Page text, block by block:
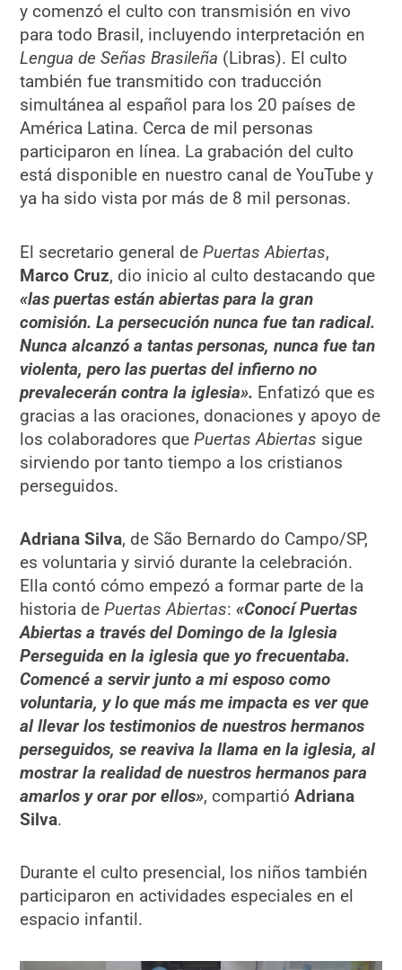
y comenzó el culto con transmisión en vivo
para todo Brasil, incluyendo interpretación en
Lengua de Señas Brasileña (Libras). El culto
también fue transmitido con traducción
simultánea al español para los 20 países de
América Latina. Cerca de mil personas
participaron en línea. La grabación del culto
está disponible en nuestro canal de YouTube y
ya ha sido vista por más de 8 mil personas.
El secretario general dePuertas Abiertas,
Marco Cruz, dio inicio al culto destacando que
«las puertas están abiertas para la gran
comisión. La persecución nunca fue tan radical.
Nunca alcanzó a tantas personas, nunca fue tan
violenta, pero las puertas del infierno no
prevalecerán contra la iglesia». Enfatizó que es
gracias a las oraciones, donaciones y apoyo de
los colaboradores quePuertas Abiertas sigue
sirviendo por tanto tiempo a los cristianos
perseguidos.
Adriana Silva, de São Bernardo do Campo/SP,
es voluntaria y sirvió durante la celebración.
Ella contó cómo empezó a formar parte de la
historia dePuertas Abiertas:«Conocí Puertas
Abiertas a través del Domingo de la Iglesia
Perseguida en la iglesia que yo frecuentaba.
Comencé a servir junto a mi esposo como
voluntaria, y lo que más me impacta es ver que
al llevar los testimonios de nuestros hermanos
perseguidos, se reaviva la llama en la iglesia, al
mostrar la realidad de nuestros hermanos para
amarlos y orar por ellos», compartióAdriana
Silva.
Durante el culto presencial, los niños también
participaron en actividades especiales en el
espacio infantil.